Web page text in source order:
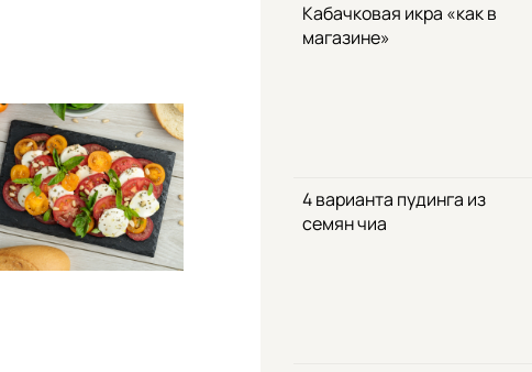
Кабачковая икра «как в
магазине»
4 варианта пудинга из
семян чиа